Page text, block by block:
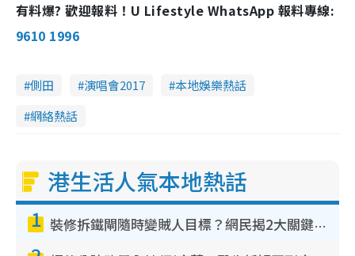
有料爆? 歡迎報料！U Lifestyle WhatsApp 報料專線:
9610 1996
側田 演唱會2017
本地娛樂熱話
網絡熱話
港生活人氣本地熱話
1 裝修拆鐵閘隨時變賊人目標？網民揭2大關鍵用途：裝新式等於白裝？附新舊鐵閘分別